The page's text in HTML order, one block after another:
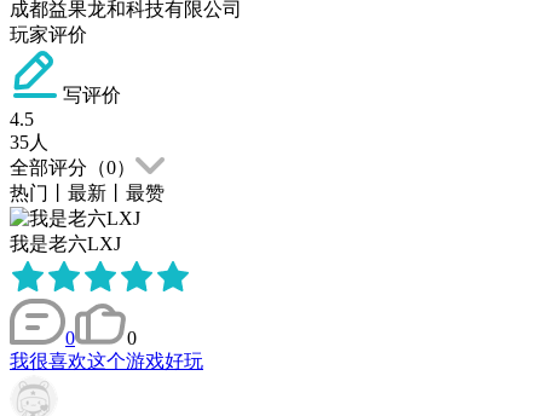
成都益果龙和科技有限公司
玩家评价
写评价
4.5
35人
全部评分（0）
热门
最新 最赞
我是老六LXJ
0
0
我很喜欢这个游戏好玩